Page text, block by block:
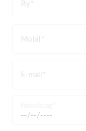
By
Mobil
E-mail